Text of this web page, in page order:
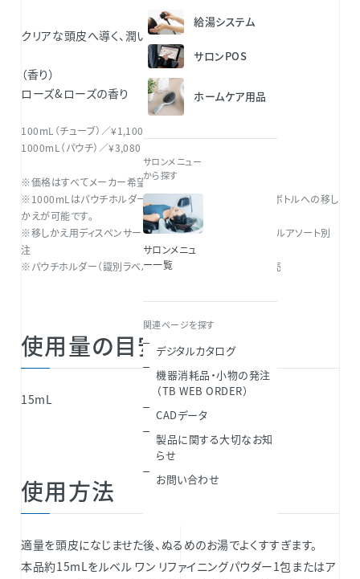
給湯システム
サロンPOS
ホームケア用品
サロンメニュー
から探す
サロンメニュ
ー一覧
関連ページを探す
デジタルカタログ
機器消耗品・小物の発注
（TB WEB ORDER）
CADデータ
製品に関する大切なお知
らせ
お問い合わせ
クリアな頭皮へ導く、潤いベースジェル。
（香り）
ローズ&ローズの香り
100mL（チューブ）／¥1,100
1000mL（パウチ）／¥3,080
※価格はすべてメーカー希望小売価格（税込）です。
※1000mLはパウチホルダーの使用、または​ディスペンサーボトルへの移し
かえが可能です。​
※移しかえ用ディスペンサーボトル（400mL）別売​、識別ラベルアソート別
注​
※パウチホルダー（識別ラベル付）、パウチディスペンサー別売​
使用量の目安
15mL
使用方法
適量を頭皮になじませた後、ぬるめのお湯でよくすすぎます。
本品約15mLをルベル ワン リファイニングパウダー1包またはア